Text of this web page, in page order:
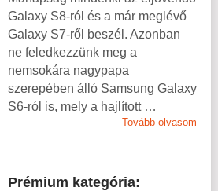
Galaxy S8-ról és a már meglévő
Galaxy S7-ről beszél. Azonban
ne feledkezzünk meg a
nemsokára nagypapa
szerepében álló Samsung Galaxy
S6-ról is, mely a hajlított …
Tovább olvasom
Prémium kategória: